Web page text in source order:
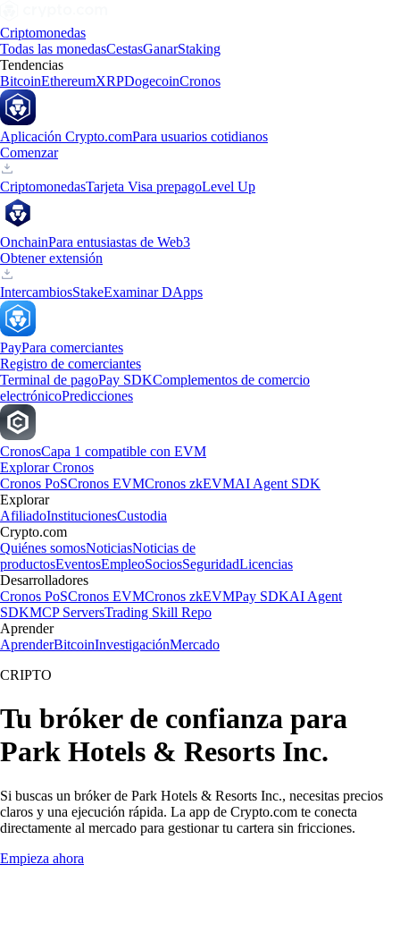
Criptomonedas
Todas las monedasCestasGanarStaking
Tendencias
BitcoinEthereumXRPDogecoinCronos
Aplicación Crypto.comPara usuarios cotidianos
Comenzar
CriptomonedasTarjeta Visa prepagoLevel Up
OnchainPara entusiastas de Web3
Obtener extensión
IntercambiosStakeExaminar DApps
PayPara comerciantes
Registro de comerciantes
Terminal de pagoPay SDKComplementos de comercio
electrónicoPredicciones
CronosCapa 1 compatible con EVM
Explorar Cronos
Cronos PoSCronos EVMCronos zkEVMAI Agent SDK
Explorar
AfiliadoInstitucionesCustodia
Crypto.com
Quiénes somosNoticiasNoticias de
productosEventosEmpleoSociosSeguridadLicencias
Desarrolladores
Cronos PoSCronos EVMCronos zkEVMPay SDKAI Agent
SDKMCP ServersTrading Skill Repo
Aprender
AprenderBitcoinInvestigaciónMercado
CRIPTO
Tu bróker de confianza para
Park Hotels & Resorts Inc.
Si buscas un bróker de Park Hotels & Resorts Inc., necesitas precios
claros y una ejecución rápida. La app de Crypto.com te conecta
directamente al mercado para gestionar tu cartera sin fricciones.
Empieza ahora